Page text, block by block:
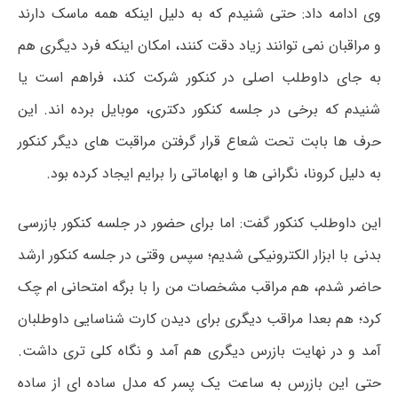
وی ادامه داد: حتی شنیدم که به دلیل اینکه همه ماسک دارند
ومراقبان نمی توانند زیاد دقت کنند، امکان اینکه فرد دیگری هم
به جای داوطلب اصلی در کنکور شرکت کند، فراهم است یا
شنیدم که برخی در جلسه کنکور دکتری، موبایل برده اند. این
حرف ها بابت تحت شعاع قرار گرفتن مراقبت های دیگر کنکور
به دلیلکرونا، نگرانی ها و ابهاماتی را برایم ایجاد کرده بود.
این داوطلب کنکور گفت: اما برای حضور در جلسه کنکور بازرسی
بدنی با ابزار الکترونیکی شدیم؛ سپس وقتی در جلسه کنکور ارشد
حاضر شدم، هم مراقب مشخصات من را با برگه امتحانی ام چک
کرد؛ هم بعدا مراقب دیگری برای دیدن کارت شناسایی داوطلبان
آمد و در نهایت بازرس دیگری هم آمد و نگاه کلی تری داشت.
حتی این بازرس به ساعت یک پسر که مدل ساده ای از ساده